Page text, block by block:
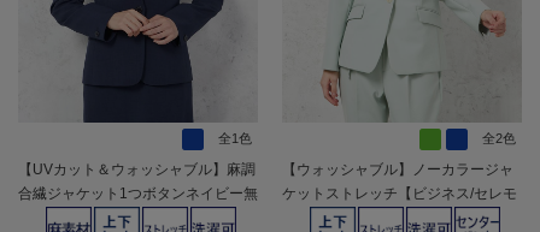
全1色
【UVカット＆ウォッシャブル】麻調
合繊ジャケット1つボタンネイビー無
地SOFFICE春夏【レディース】
全2色
【ウォッシャブル】ノーカラージャ
ケットストレッチ【ビジネス/セレモ
ニーシーン】無地SOFFICE通年【レ